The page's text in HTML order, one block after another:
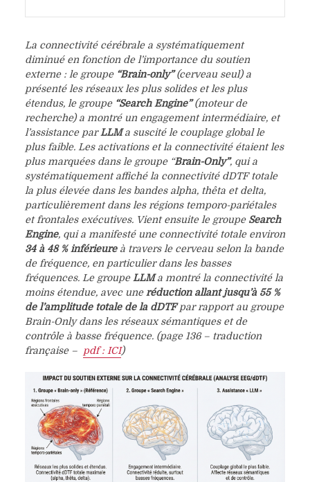
La connectivité cérébrale a systématiquement
diminué en fonction de l’importance du soutien
externe : le groupe “Brain-only”(cerveau seul) a
présenté les réseaux les plus solides et les plus
étendus, le groupe “Search Engine”(moteur de
recherche) a montré un engagement intermédiaire, et
l’assistance parLLMa suscité le couplage global le
plus faible. Les activations et la connectivité étaient les
plus marquées dans le groupe “Brain-Only”, qui a
systématiquement affiché la connectivité dDTF totale
la plus élevée dans les bandes alpha, thêta et delta,
particulièrement dans les régions temporo-pariétales
et frontales exécutives. Vient ensuite le groupe Search
Engine, qui a manifesté une connectivité totale environ
34 à 48 % inférieureà travers le cerveau selon la bande
de fréquence, en particulier dans les basses
fréquences. Le groupe LLMa montré la connectivité la
moins étendue, avec une réduction allant jusqu’à 55 %
de l’amplitude totale de la dDTFpar rapport au groupe
Brain-Only dans les réseaux sémantiques et de
contrôle à basse fréquence. (page 136 – traduction
française – pdf : ICI)